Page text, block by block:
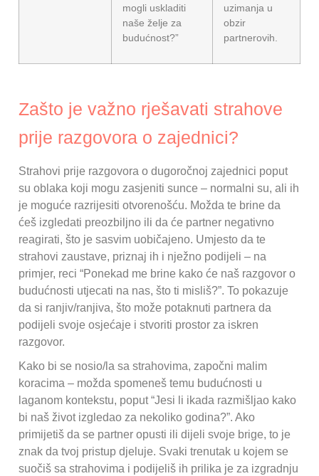
mogli uskladiti
naše želje za
budućnost?”
uzimanja u
obzir
partnerovih.
Zašto je važno rješavati strahove
prije razgovora o zajednici?
Strahovi prije razgovora o dugoročnoj zajednici poput
su oblaka koji mogu zasjeniti sunce – normalni su, ali ih
je moguće razrijesiti otvorenošću. Možda te brine da
ćeš izgledati preozbiljno ili da će partner negativno
reagirati, što je sasvim uobičajeno. Umjesto da te
strahovi zaustave, priznaj ih i nježno podijeli – na
primjer, reci “Ponekad me brine kako će naš razgovor o
budućnosti utjecati na nas, što ti misliš?”. To pokazuje
da si ranjiv/ranjiva, što može potaknuti partnera da
podijeli svoje osjećaje i stvoriti prostor za iskren
razgovor.
Kako bi se nosio/la sa strahovima, započni malim
koracima – možda spomeneš temu budućnosti u
laganom kontekstu, poput “Jesi li ikada razmišljao kako
bi naš život izgledao za nekoliko godina?”. Ako
primijetiš da se partner opusti ili dijeli svoje brige, to je
znak da tvoj pristup djeluje. Svaki trenutak u kojem se
suočiš sa strahovima i podijeliš ih prilika je za izgradnju